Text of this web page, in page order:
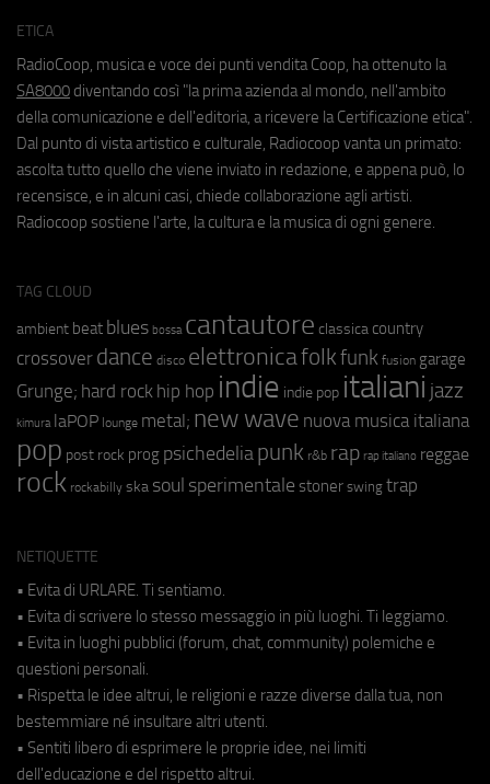
ETICA
RadioCoop, musica e voce dei punti vendita Coop, ha ottenuto la
SA8000 diventando così "la prima azienda al mondo, nell'ambito
della comunicazione e dell'editoria, a ricevere la Certificazione etica".
Dal punto di vista artistico e culturale, Radiocoop vanta un primato:
ascolta tutto quello che viene inviato in redazione, e appena può, lo
recensisce, e in alcuni casi, chiede collaborazione agli artisti.
Radiocoop sostiene l'arte, la cultura e la musica di ogni genere.
TAG CLOUD
ambient beat blues bossa cantautore classica country
crossover dance disco elettronicafolkfunk fusion garage
Grunge; hard rock hip hop indie indie pop italiani jazz
kimura laPOP lounge metal; new wave nuova musica italiana
pop post rock prog psichedeliapunk r&b rap rap italiano reggae
rock rockabilly ska soul sperimentale stoner swing trap
NETIQUETTE
• Evita di URLARE. Ti sentiamo.
• Evita di scrivere lo stesso messaggio in più luoghi. Ti leggiamo.
• Evita in luoghi pubblici (forum, chat, community) polemiche e
questioni personali.
• Rispetta le idee altrui, le religioni e razze diverse dalla tua, non
bestemmiare né insultare altri utenti.
• Sentiti libero di esprimere le proprie idee, nei limiti
dell'educazione e del rispetto altrui.